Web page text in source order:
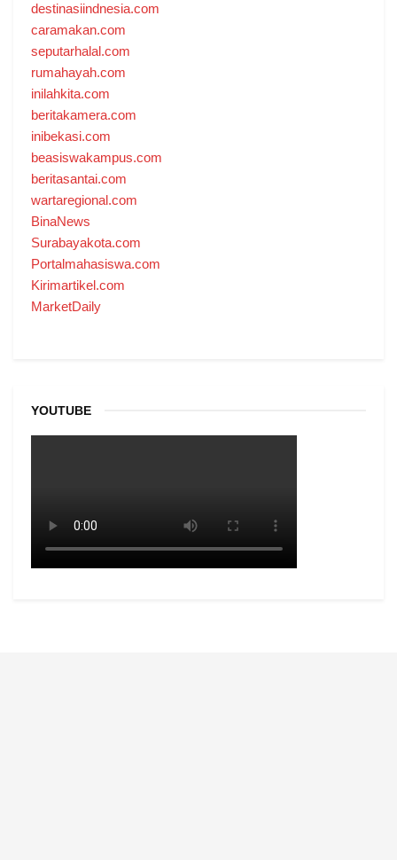
destinasiindnesia.com
caramakan.com
seputarhalal.com
rumahayah.com
inilahkita.com
beritakamera.com
inibekasi.com
beasiswakampus.com
beritasantai.com
wartaregional.com
BinaNews
Surabayakota.com
Portalmahasiswa.com
Kirimartikel.com
MarketDaily
YOUTUBE